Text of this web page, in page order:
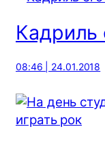
Кадриль
08:46 | 24.01.2018